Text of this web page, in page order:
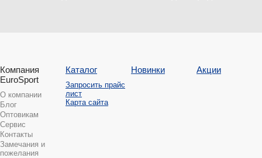
Компания
EuroSport
О компании
Блог
Оптовикам
Сервис
Контакты
Замечания и
пожелания
Каталог
Запросить прайс
лист
Карта сайта
Новинки Акции